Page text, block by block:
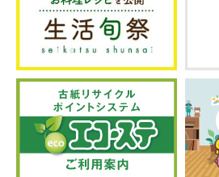
スタッフ募集